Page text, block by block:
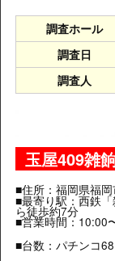
調査ホール
調査日
調査人
玉屋409雑
■住所： 福岡県福
■最寄り駅：西鉄
ら徒歩約7分
■営業時間：10:00
■台数：パチンコ